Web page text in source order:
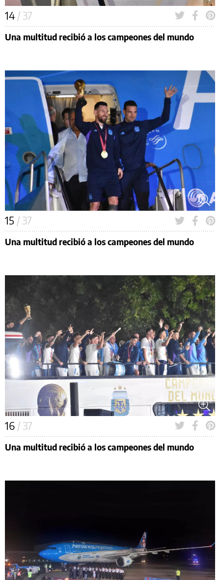
14 / 37
Una multitud recibió a los campeones del mundo
15 / 37
Una multitud recibió a los campeones del mundo
16 / 37
Una multitud recibió a los campeones del mundo